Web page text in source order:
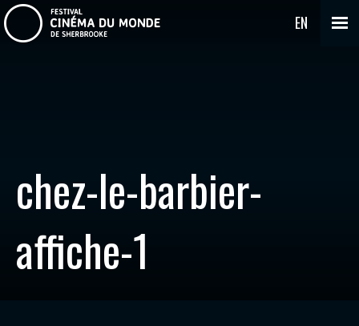
EN
chez-le-barbier-
affiche-1